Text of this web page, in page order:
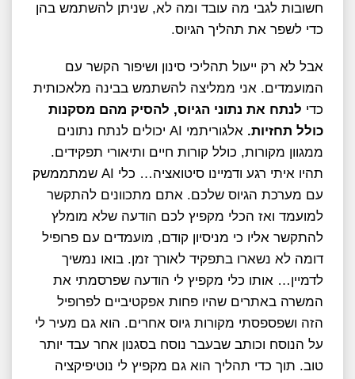
חשובות לגבי מה עובד ומה לא, שניתן להשתמש בהן
כדי לשפר את תהליך הגיוס.
אבל לא רק ייעול תהליכי סינון ושיפור הקשר עם
המועמדים. אני ממליצה להשתמש בבינה מלאכותית
כדי לנתח את נתוני הגיוס, להסיק מהם מסקנות
כולל תחזיות.
אלגוריתמי AI יכולים לנתח נתונים
ממגוון מקורות, כולל קורות חיים ותיאורי תפקידים.
תהיו איתי רגע ודמיינו סיטואציה… כלי AI שמתממשק
עם מערכת הגיוס שלכם. אתם מתכוונים להתקשר
למועמד ואז הכלי מקפיץ לכם הודעה שלא מומלץ
להתקשר אליו כי מניסיון קודם, מועמדים עם פרופיל
דומה לא נשארו בתפקיד לאורך זמן. בואו נמשיך
לדמיין… אותו כלי מקפיץ לי הודעה שפרסמתי את
המשרה באתרים שהיו פחות אפקטיביים לפרופיל
הזה ושפספסתי מקורות גיוס אחרים. הוא גם מעיר לי
על הנוסח וכותב שבעבר נוסח בסגנון אחר עבד יותר
טוב. תוך כדי תהליך הוא גם מקפיץ לי נוטיפיקציה